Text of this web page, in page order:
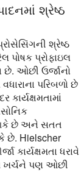
શ્રેષ્ઠ
શ્રેષ્ઠ
પોષક પ્રોફાઇલ
છે. ઓછી ઉર્જાનો
પરિબળો છે
શકે છે અને સતત
છે. Hielscher
કાર્યક્ષમતા ધરાવે
પણ ઓછી